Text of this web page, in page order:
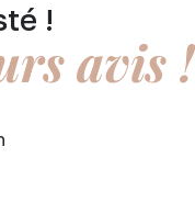
!
avis !